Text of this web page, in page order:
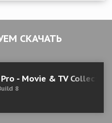
СКАЧАТЬ
- Movie & TV
8